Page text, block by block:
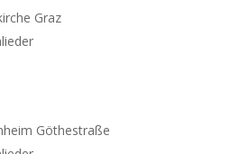
Graz
Göthestraße